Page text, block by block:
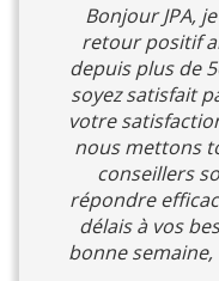
Bonjour JPA,
retour positif
depuis plus de
soyez satisfait
votre
nous mettons
conseillers
répondre
délais à vos
bonne